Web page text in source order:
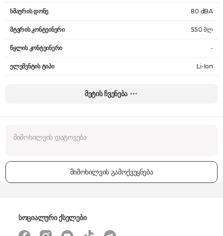
ხმაურის დონე 80 dBA
მტვრის კონტეინერი 550 მლ
წყლის კონტეინერი -
ელემენტის ტიპი Li-Ion
წონა
მეტის ჩვენება
მიმოხილვის გამოქვეყნება
სოციალური ქსელები